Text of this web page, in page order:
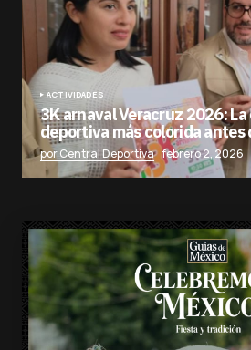
ACTIVIDADES
3K arnaval Veracruz 2026:
deportiva más colorida antes
por Central Deportiva febrero 2, 2026